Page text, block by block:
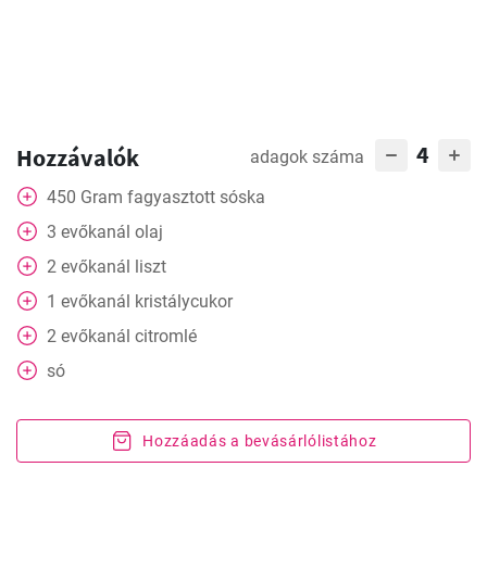
Hozzávalók adagok száma 4
450 Gram fagyasztott sóska
3 evőkanál olaj
2 evőkanál liszt
1 evőkanál kristálycukor
2 evőkanál citromlé
só
Hozzáadás a bevásárlólistához